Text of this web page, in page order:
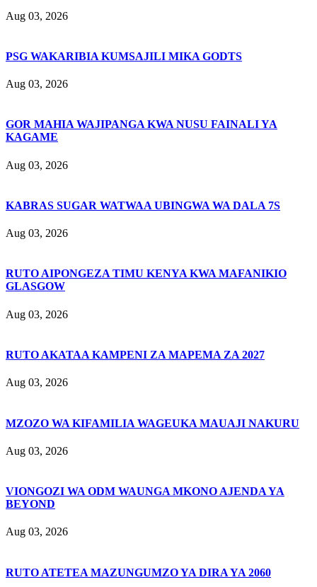
Aug 03, 2026
PSG WAKARIBIA KUMSAJILI MIKA GODTS
Aug 03, 2026
GOR MAHIA WAJIPANGA KWA NUSU FAINALI YA
KAGAME
Aug 03, 2026
KABRAS SUGAR WATWAA UBINGWA WA DALA 7S
Aug 03, 2026
RUTO AIPONGEZA TIMU KENYA KWA MAFANIKIO
GLASGOW
Aug 03, 2026
RUTO AKATAA KAMPENI ZA MAPEMA ZA 2027
Aug 03, 2026
MZOZO WA KIFAMILIA WAGEUKA MAUAJI NAKURU
Aug 03, 2026
VIONGOZI WA ODM WAUNGA MKONO AJENDA YA
BEYOND
Aug 03, 2026
RUTO ATETEA MAZUNGUMZO YA DIRA YA 2060